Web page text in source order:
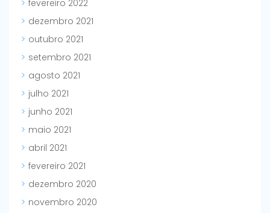
fevereiro 2022
dezembro 2021
outubro 2021
setembro 2021
agosto 2021
julho 2021
junho 2021
maio 2021
abril 2021
fevereiro 2021
dezembro 2020
novembro 2020